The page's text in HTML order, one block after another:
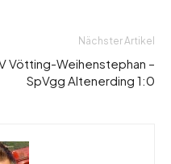
Nächster Artikel
Vötting-Weihenstephan –
SpVgg Altenerding 1:0